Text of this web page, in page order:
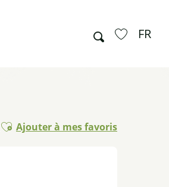
Recherche FR
Ajouter aux favoris
Ajouter à mes favoris